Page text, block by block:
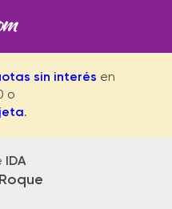
sin interés en
o
.
IDA